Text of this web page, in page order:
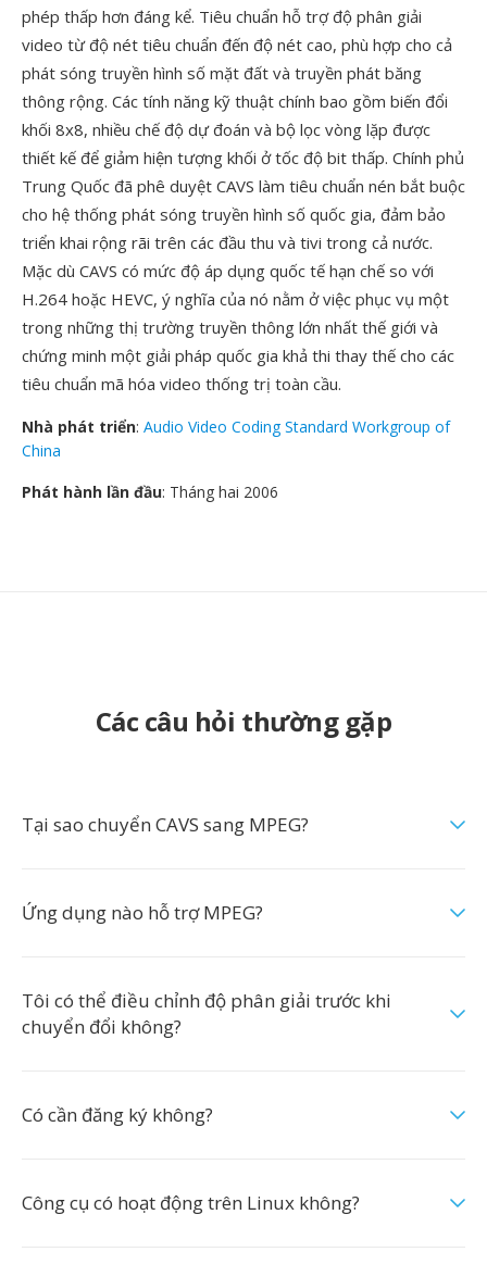
phép thấp hơn đáng kể. Tiêu chuẩn hỗ trợ độ phân giải
video từ độ nét tiêu chuẩn đến độ nét cao, phù hợp cho cả
phát sóng truyền hình số mặt đất và truyền phát băng
thông rộng. Các tính năng kỹ thuật chính bao gồm biến đổi
khối 8x8, nhiều chế độ dự đoán và bộ lọc vòng lặp được
thiết kế để giảm hiện tượng khối ở tốc độ bit thấp. Chính phủ
Trung Quốc đã phê duyệt CAVS làm tiêu chuẩn nén bắt buộc
cho hệ thống phát sóng truyền hình số quốc gia, đảm bảo
triển khai rộng rãi trên các đầu thu và tivi trong cả nước.
Mặc dù CAVS có mức độ áp dụng quốc tế hạn chế so với
H.264 hoặc HEVC, ý nghĩa của nó nằm ở việc phục vụ một
trong những thị trường truyền thông lớn nhất thế giới và
chứng minh một giải pháp quốc gia khả thi thay thế cho các
tiêu chuẩn mã hóa video thống trị toàn cầu.
Nhà phát triển: Audio Video Coding Standard Workgroup of
China
Phát hành lần đầu: Tháng hai 2006
Các câu hỏi thường gặp
Tại sao chuyển CAVS sang MPEG?
Ứng dụng nào hỗ trợ MPEG?
Tôi có thể điều chỉnh độ phân giải trước khi
chuyển đổi không?
Có cần đăng ký không?
Công cụ có hoạt động trên Linux không?